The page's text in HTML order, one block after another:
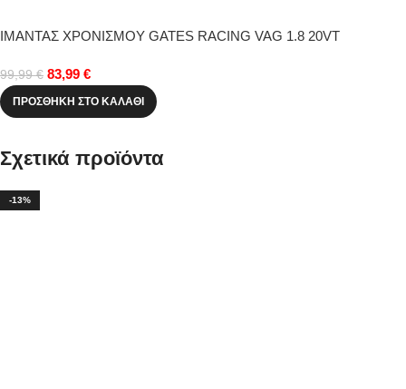
ΙΜΑΝΤΑΣ ΧΡΟΝΙΣΜΟΥ GATES RACING VAG 1.8 20VT
99,99€ 83,99 €
ΠΡΟΣΘΉΚΗ ΣΤΟ ΚΑΛΆΘΙ
Σχετικά προϊόντα
-13%